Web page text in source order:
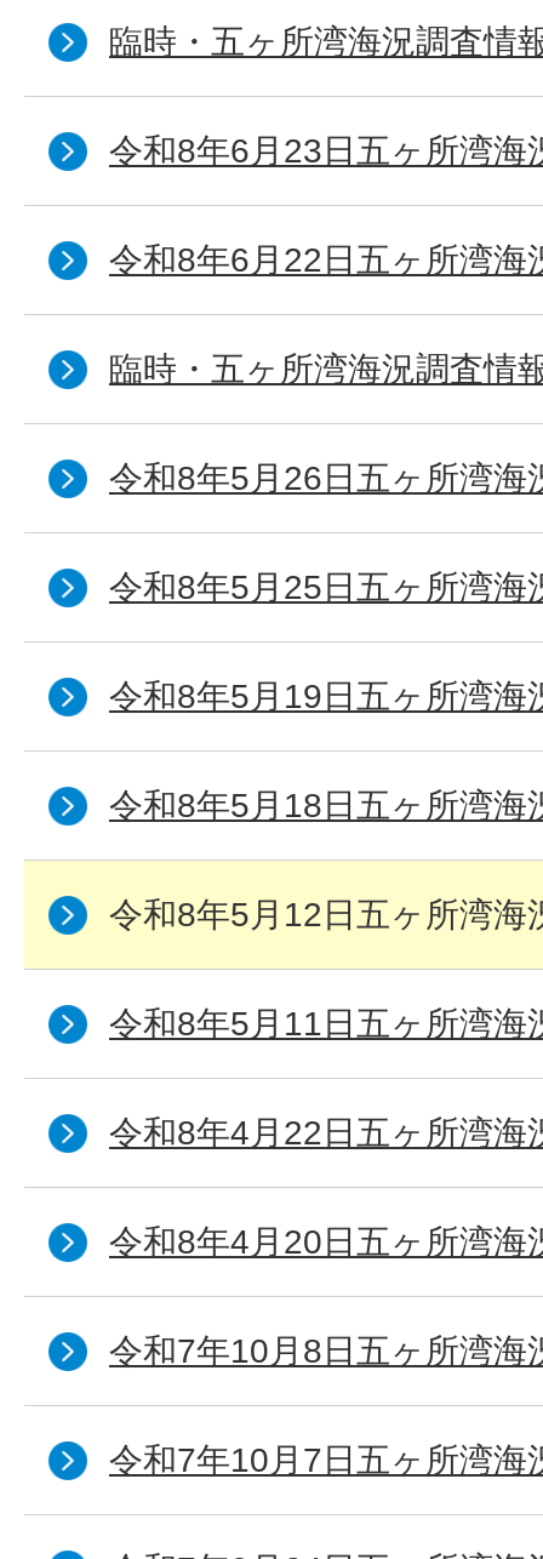
臨時・五ヶ所湾海況調査情
令和8年6月23日五ヶ所湾海
令和8年6月22日五ヶ所湾海
臨時・五ヶ所湾海況調査情
令和8年5月26日五ヶ所湾海
令和8年5月25日五ヶ所湾海
令和8年5月19日五ヶ所湾海
令和8年5月18日五ヶ所湾海
令和8年5月12日五ヶ所湾海
令和8年5月11日五ヶ所湾海
令和8年4月22日五ヶ所湾海
令和8年4月20日五ヶ所湾海
令和7年10月8日五ヶ所湾海
令和7年10月7日五ヶ所湾海